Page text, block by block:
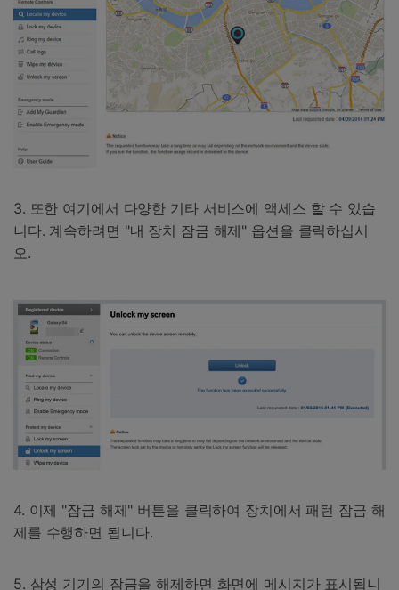
3. 또한 여기에서 다양한 기타 서비스에 액세스 할 수 있습
니다. 계속하려면 "내 장치 잠금 해제" 옵션을 클릭하십시
오.
4. 이제 "잠금 해제" 버튼을 클릭하여 장치에서 패턴 잠금 해
제를 수행하면 됩니다.
5. 삼성 기기의 잠금을 해제하면 화면에 메시지가 표시됩니